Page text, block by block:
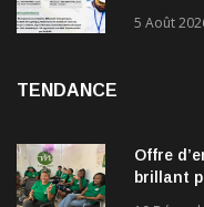
5 Août
TENDANCE
Offre
brillant